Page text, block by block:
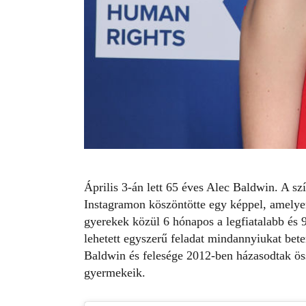
Április 3-án lett 65 éves Alec Baldwin. A
Instagramon köszöntötte egy képpel,
gyerekek közül 6 hónapos a legfiatalabb és
lehetett egyszerű feladat mindannyiukat
Baldwin és felesége 2012-ben házasodtak
gyermekeik.